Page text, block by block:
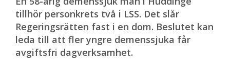
tillhör personkrets två i LSS. Det slår
Regeringsrätten fast i en dom. Beslutet kan
leda till att fler yngre demenssjuka får
avgiftsfri dagverksamhet.